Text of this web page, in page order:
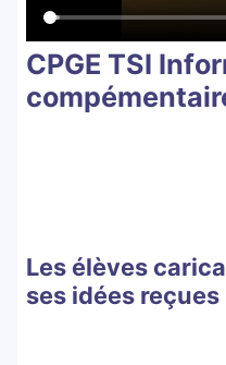
CPGE TSI
Les élèves
ses idées reçues